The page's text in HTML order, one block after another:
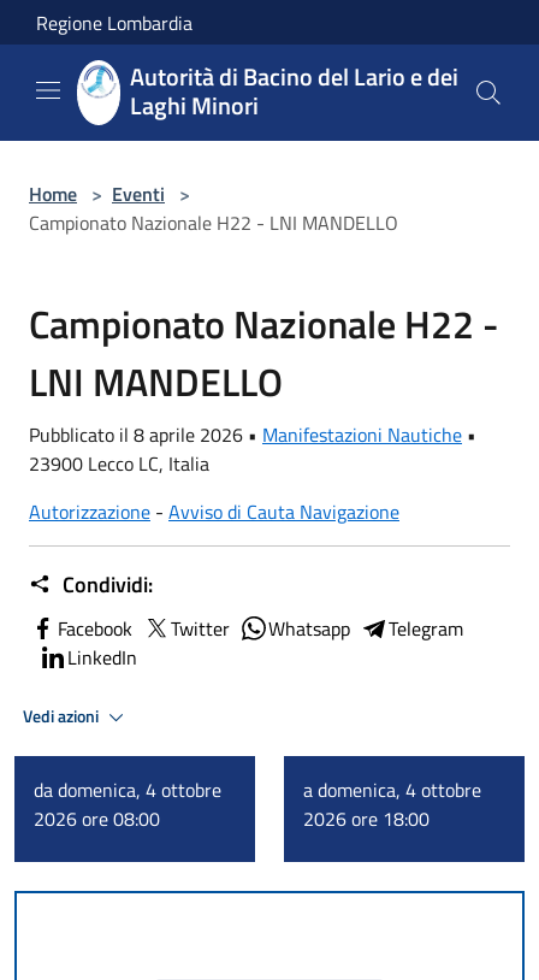
Salta al contenuto principale
Regione Lombardia
Autorità di Bacino del Lario e dei
Laghi Minori
Home > Eventi >
Campionato Nazionale H22 - LNI MANDELLO
Campionato Nazionale H22 -
LNI MANDELLO
Pubblicato il 8 aprile 2026 • Manifestazioni Nautiche •
23900 Lecco LC, Italia
Autorizzazione - Avviso di Cauta Navigazione
Condividi:
Facebook Twitter Whatsapp
Telegram
LinkedIn
Vedi azioni
da domenica, 4 ottobre
2026 ore 08:00
a domenica, 4 ottobre
2026 ore 18:00